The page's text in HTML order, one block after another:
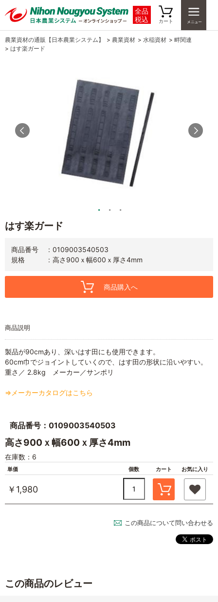
全品
税込
カート
農業資材の通販【日本農業システム】 > 農業資材 > 水稲資材 > 畔関連
> はす楽ガード
はす楽ガード
商品番号
0109003540503
規格
高さ900ｘ幅600ｘ厚さ4mm
商品購入へ
商品説明
製品が90cmあり、深いはす田にも使用できます。
60cm巾でジョイントしていくので、はす田の形状に沿いやすい。
重さ／ 2.8kg メーカー／サンポリ
⇒メーカーカタログはこちら
商品番号：0109003540503
高さ900ｘ幅600ｘ厚さ4mm
在庫数：6
単価 個数 カート お気に入り
￥1,980
この商品について問い合わせる
この商品のレビュー